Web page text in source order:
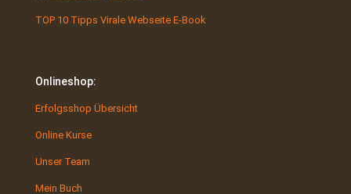
TOP 10 Tipps Virale Webseite E-Book
Onlineshop:
Erfolgsshop Übersicht
Online Kurse
Unser Team
Mein Buch